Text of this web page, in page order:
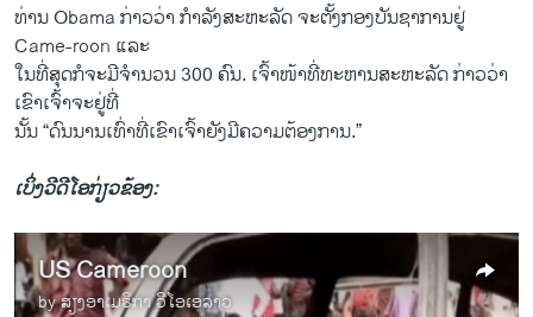
ທ່ານ Obama ກ່າວ​ວ່າ ກຳລັງ​ສະຫະລັດ ຈະ​ຕັ້ງ​ກອງ​ບັນຊາ​ການ​ຢູ່
Came-roon ​ແລະ​
ໃນທີ່ສຸດກໍຈະ​ມີ​ຈຳນວນ 300 ຄົນ​. ​ເຈົ້າ​ໜ້າ​ທີ່ທະຫານ​ສະຫະລັດ ກ່າວ​ວ່າ ​
ເຂົາເຈົ້າຈະ​ຢູ່​ທີ່
​ນັ້ນ “ດົນນານ​ເທົ່າທີ່​ເຂົາ​ເຈົ້າຍັງ​ມີ​ຄວາມ​ຕ້ອງການ.”
ເບິ່ງວີດີໂອກ່ຽວຂ້ອງ:
US Cameroon
byສຽງອາເມຣິກາ ວີໂອເອລາວ